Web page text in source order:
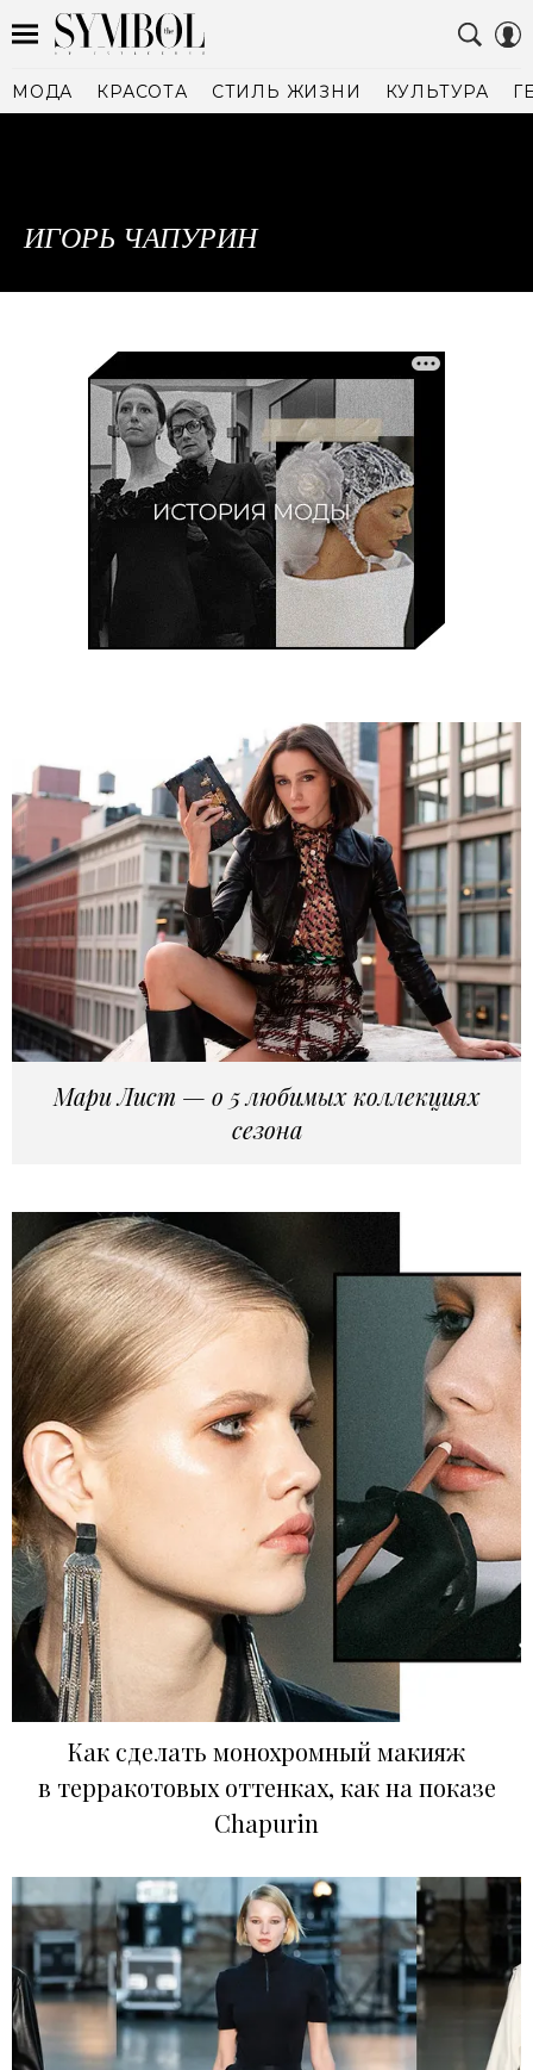
МОДА КРАСОТА СТИЛЬ ЖИЗНИ КУЛЬТУРА
ИГОРЬ ЧАПУРИН
Мари Лист — о 5 любимых коллекциях
сезона
Как сделать монохромный макияж
в терракотовых оттенках, как на показе
Chapurin